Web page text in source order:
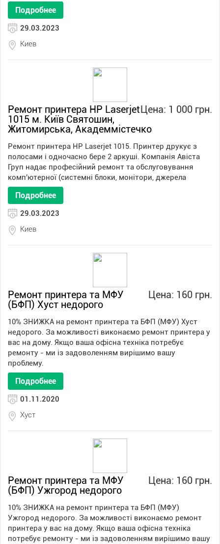
Подробнее
29.03.2023
Киев
Цена: 1 000 грн.
Ремонт принтера HP Laserjet
1015 м. Київ Святошин,
Житомирська, Академмістечко
Ремонт принтера HP Laserjet 1015. Принтер друкує з
полосами і одночасно бере 2 аркуші. Компанія Авіста
Груп надає професійний ремонт та обслуговування
комп'ютерної (системні блоки, монітори, джерела
Подробнее
29.03.2023
Киев
Цена: 160 грн.
Ремонт принтера та МФУ
(БФП) Хуст недорого
10% ЗНИЖКА на ремонт принтера та БФП (МФУ) Хуст
недорого. За можливості виконаємо ремонт принтера у
вас на дому. Якщо ваша офісна техніка потребує
ремонту - ми із задоволенням вирішимо вашу
проблему.
Подробнее
01.11.2020
Хуст
Цена: 160 грн.
Ремонт принтера та МФУ
(БФП) Ужгород недорого
10% ЗНИЖКА на ремонт принтера та БФП (МФУ)
Ужгород недорого. За можливості виконаємо ремонт
принтера у вас на дому. Якщо ваша офісна техніка
потребує ремонту - ми із задоволенням вирішимо вашу